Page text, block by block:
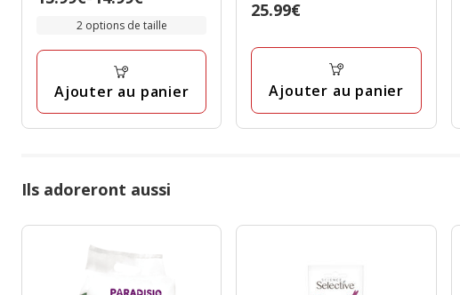
à
14.99€
2 options de taille
Ajouter au panier
Prix
25.99€
Ajouter au panier
Ils adoreront aussi